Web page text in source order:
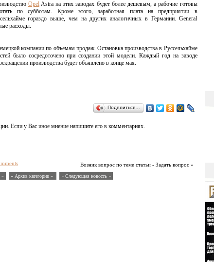
OpelAstra на этих заводах будет более дешевым, а рабочие готовы
по субботам. Кроме этого, заработная плата на предприятии в
гораздо выше, чем на других аналогичных в Германии. General
расходы.
компании по объемам продаж. Остановка производства в Руссельхайме
было сосредоточено при создании этой модели. Каждый год на заводе
производства будет объявлено в конце мая.
Поделиться…
Если у Вас иное мнение напишите его в комментариях.
Возник вопрос по теме статьи - Задать вопрос »
« » Архив категории « » Следующая новость »